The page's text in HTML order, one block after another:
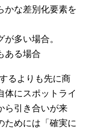
かな差別化要素を
多い場合。
ある場合
るよりも先に商
体にスポットライ
ら引き合いが来
ためには「確実に